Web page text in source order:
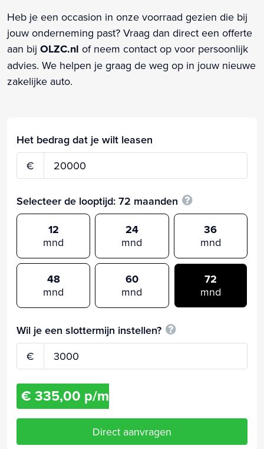
Heb je een occasion in onze voorraad gezien die bij
jouw onderneming past? Vraag dan direct een offerte
aan bij OLZC.nl of neem contact op voor persoonlijk
advies. We helpen je graag de weg op in jouw nieuwe
zakelijke auto.
Het bedrag dat je wilt leasen
€
Selecteer de looptijd: 72 maanden
12
mnd
24
mnd
36
mnd
48
mnd
60
mnd
72
mnd
Wil je een slottermijn instellen?
€
€ 335,00 p/m
Direct aanvragen